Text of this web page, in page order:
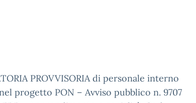
PROVVISORIA di personale interno
progetto PON – Avviso pubblico n. 9707